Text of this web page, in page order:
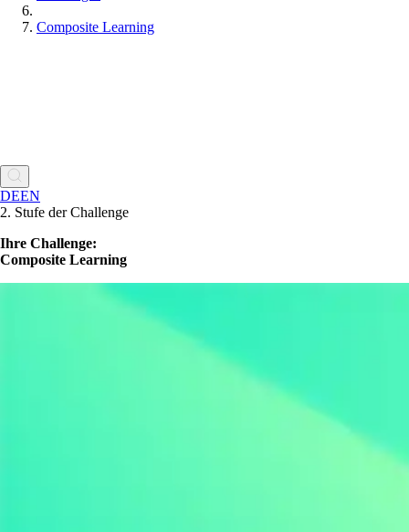
Composite Learning
DEEN
2. Stufe der Challenge
Ihre Challenge:
Composite Learning